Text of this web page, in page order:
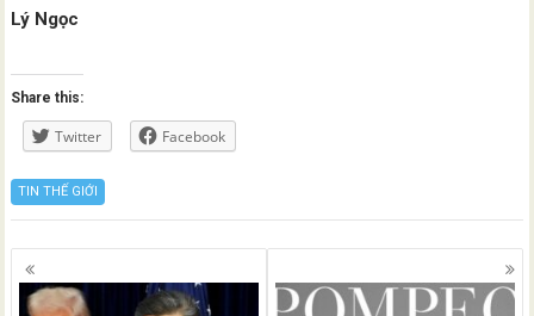
Lý Ngọc
Share this:
Twitter Facebook
TIN THẾ GIỚI
Posts
navigation